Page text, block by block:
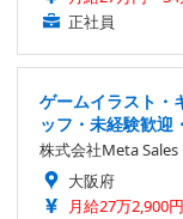
正社員
ゲームイラスト・
ッフ・未経験歓迎
株式会社Meta Sales
大阪府
月給27万2,900